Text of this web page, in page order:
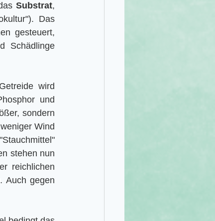
Substrat,
Das
gesteuert,
Schädlinge
wird
und
sondern
Wind
stehen nun
reichlichen
Auch gegen